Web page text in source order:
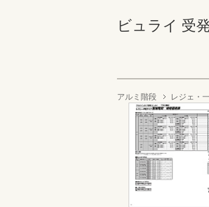
ビュライ 受
アルミ階段 レジェ・